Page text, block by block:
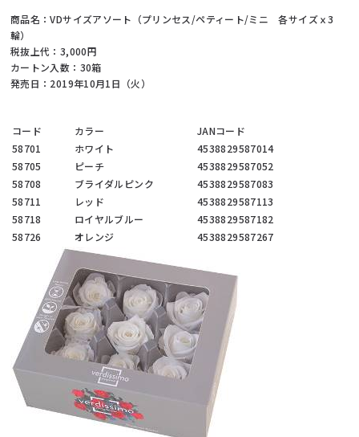
商品名：VDサイズアソート（プリンセス/ペティート/ミニ 各サイズｘ3
輪）
税抜上代：3,000円
カートン入数：30箱
発売日：2019年10月1日（火）
コード カラー
JANコード
58701
ホワイト
4538829587014
58705
ピーチ
4538829587052
58708
ブライダルピンク
4538829587083
58711
レッド
4538829587113
58718
ロイヤルブルー
4538829587182
58726
オレンジ 4538829587267